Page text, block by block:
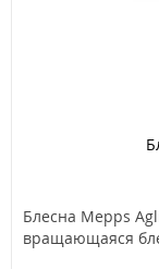
Блесна Mepps
вращающаяся